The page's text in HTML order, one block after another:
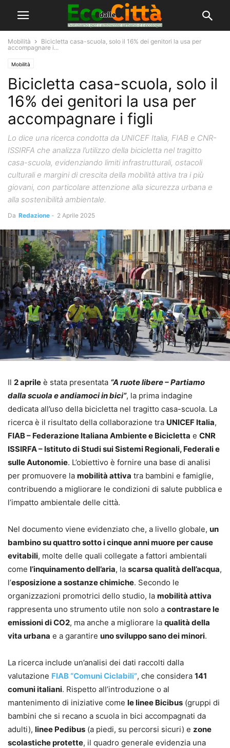
Mobilità
Bicicletta casa-scuola, solo il 16% dei genitori la usa per
accompagnare i...
Mobilità
Bicicletta casa-scuola, solo il
16% dei genitori la usa per
accompagnare i figli
Lo dice una ricerca condotta da UNICEF Italia, FIAB e CNR-
ISSIRFA che analizza l’utilizzo della bicicletta nel tragitto
casa-scuola, evidenziando limiti infrastrutturali, ostacoli
culturali e margini di crescita della mobilità attiva tra i più
giovani, con particolare attenzione alla sicurezza urbana e
alla sostenibilità ambientale.
Da Redazione - 2 Aprile 2025
Il 2 aprile è stata presentata “A ruote libere – Partiamo
dalla scuola e andiamoci in bici”, la prima indagine
dedicata all’uso della bicicletta nel tragitto casa-scuola. La
ricerca è il risultato della collaborazione tra UNICEF Italia,
FIAB – Federazione Italiana Ambiente e Bicicletta e CNR
ISSIRFA – Istituto di Studi sui Sistemi Regionali, Federali e
sulle Autonomie. L’obiettivo è fornire una base di analisi
per promuovere la mobilità attiva tra bambini e famiglie,
contribuendo a migliorare le condizioni di salute pubblica e
l’impatto ambientale delle città.
Nel documento viene evidenziato che, a livello globale, un
bambino su quattro sotto i cinque anni muore per cause
evitabili, molte delle quali collegate a fattori ambientali
come l’inquinamento dell’aria, la scarsa qualità dell’acqua,
l’esposizione a sostanze chimiche. Secondo le
organizzazioni promotrici dello studio, la mobilità attiva
rappresenta uno strumento utile non solo a contrastare le
emissioni di CO2, ma anche a migliorare la qualità della
vita urbana e a garantire uno sviluppo sano dei minori.
La ricerca include un’analisi dei dati raccolti dalla
valutazione FIAB “Comuni Ciclabili”, che considera 141
comuni italiani. Rispetto all’introduzione o al
mantenimento di iniziative come le linee Bicibus (gruppi di
bambini che si recano a scuola in bici accompagnati da
adulti), linee Pedibus (a piedi, su percorsi sicuri) e zone
scolastiche protette, il quadro generale evidenzia una